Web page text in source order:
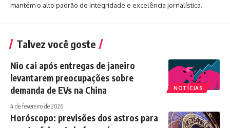
mantém o alto padrão de integridade e excelência jornalística.
Talvez você goste
NOTÍCIAS
Nio cai após entregas de janeiro
levantarem preocupações sobre
demanda de EVs na China
4 de fevereiro de 2026
Horóscopo: previsões dos astros para